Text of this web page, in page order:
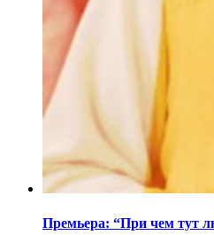
Премьера: “При чем тут